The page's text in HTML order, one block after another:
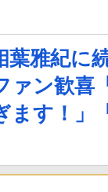
葉雅紀に
ァン歓喜
ます！」